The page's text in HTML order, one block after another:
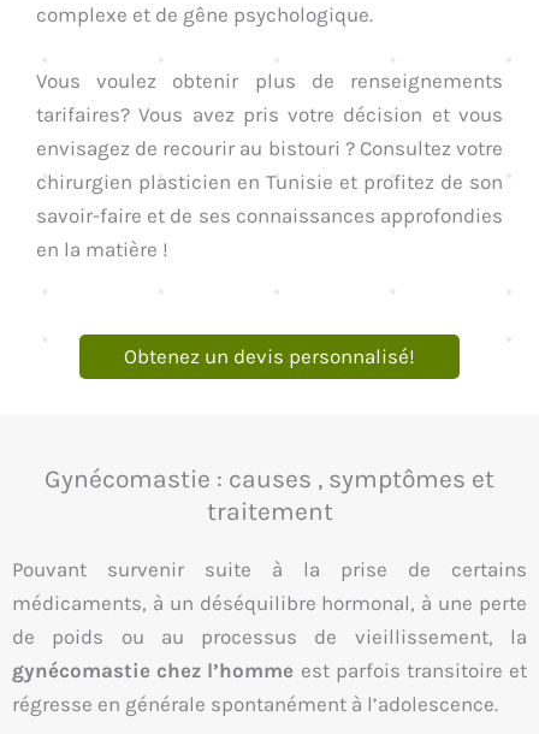
complexe et de gêne psychologique.
Vous voulez obtenir plus de renseignements
tarifaires? Vous avez pris votre décision et vous
envisagez de recourir au bistouri ? Consultez votre
chirurgien plasticien en Tunisie et profitez de son
savoir-faire et de ses connaissances approfondies
en la matière !
Obtenez un devis personnalisé!
Gynécomastie : causes , symptômes et
traitement
Pouvant survenir suite à la prise de certains
médicaments, à un déséquilibre hormonal, à une perte
de poids ou au processus de vieillissement, la
gynécomastie chez l’homme est parfois transitoire et
régresse en générale spontanément à l’adolescence.